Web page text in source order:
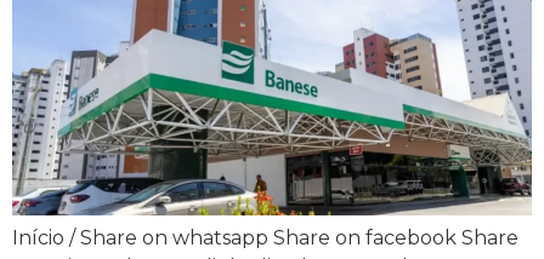
Início / Share on whatsapp Share on facebook Share